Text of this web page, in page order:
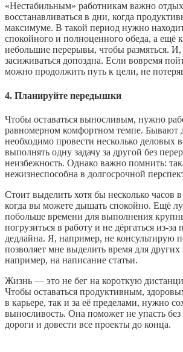
«Нестабильным» работникам важно
восстанавливаться в дни, когда
максимуме. В такой период нужно
спокойного и полноценного обеда, а ещё
небольшие перерывы, чтобы размяться. И,
засиживаться допоздна. Если вовремя
можно продолжить путь к цели, не
4. Планируйте передышки
Чтобы оставаться выносливым, нужно
равномерном комфортном темпе. Бывают
необходимо провести несколько деловых
выполнять одну задачу за другой без
неизбежность. Однако важно помнить:
нежизнеспособна в долгосрочной
Стоит выделить хотя бы несколько часов
когда вы можете дышать спокойно. Ещё
побольше времени для выполнения
погрузиться в работу и не дёргаться
дедлайна. Я, например, не консультирую
позволяет мне выделить время для
например, на написание статьи.
Жизнь — это не бег на короткую
Чтобы оставаться продуктивным,
в карьере, так и за её пределами, нужно
выносливость. Она поможет не упасть без
дороги и довести все проекты до конца.